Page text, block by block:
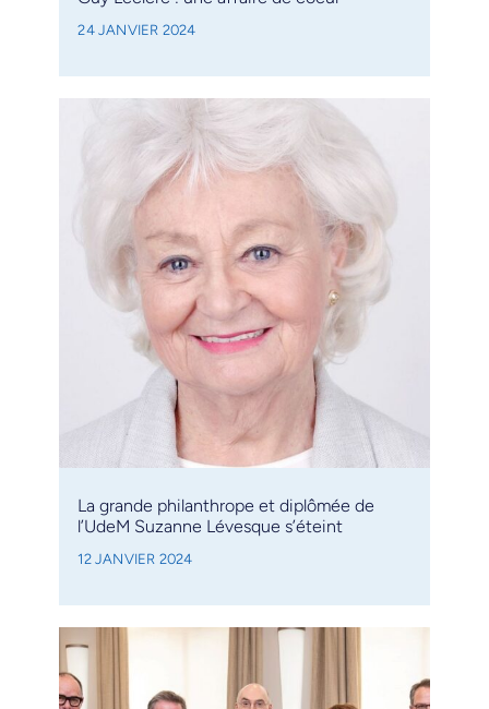
24 JANVIER 2024
La grande philanthrope et diplômée de
l’UdeM Suzanne Lévesque s’éteint
12 JANVIER 2024